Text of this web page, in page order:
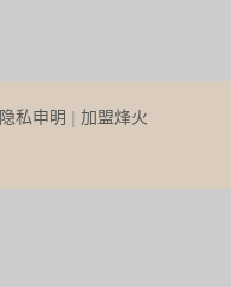
隐私申明 | 加盟烽火